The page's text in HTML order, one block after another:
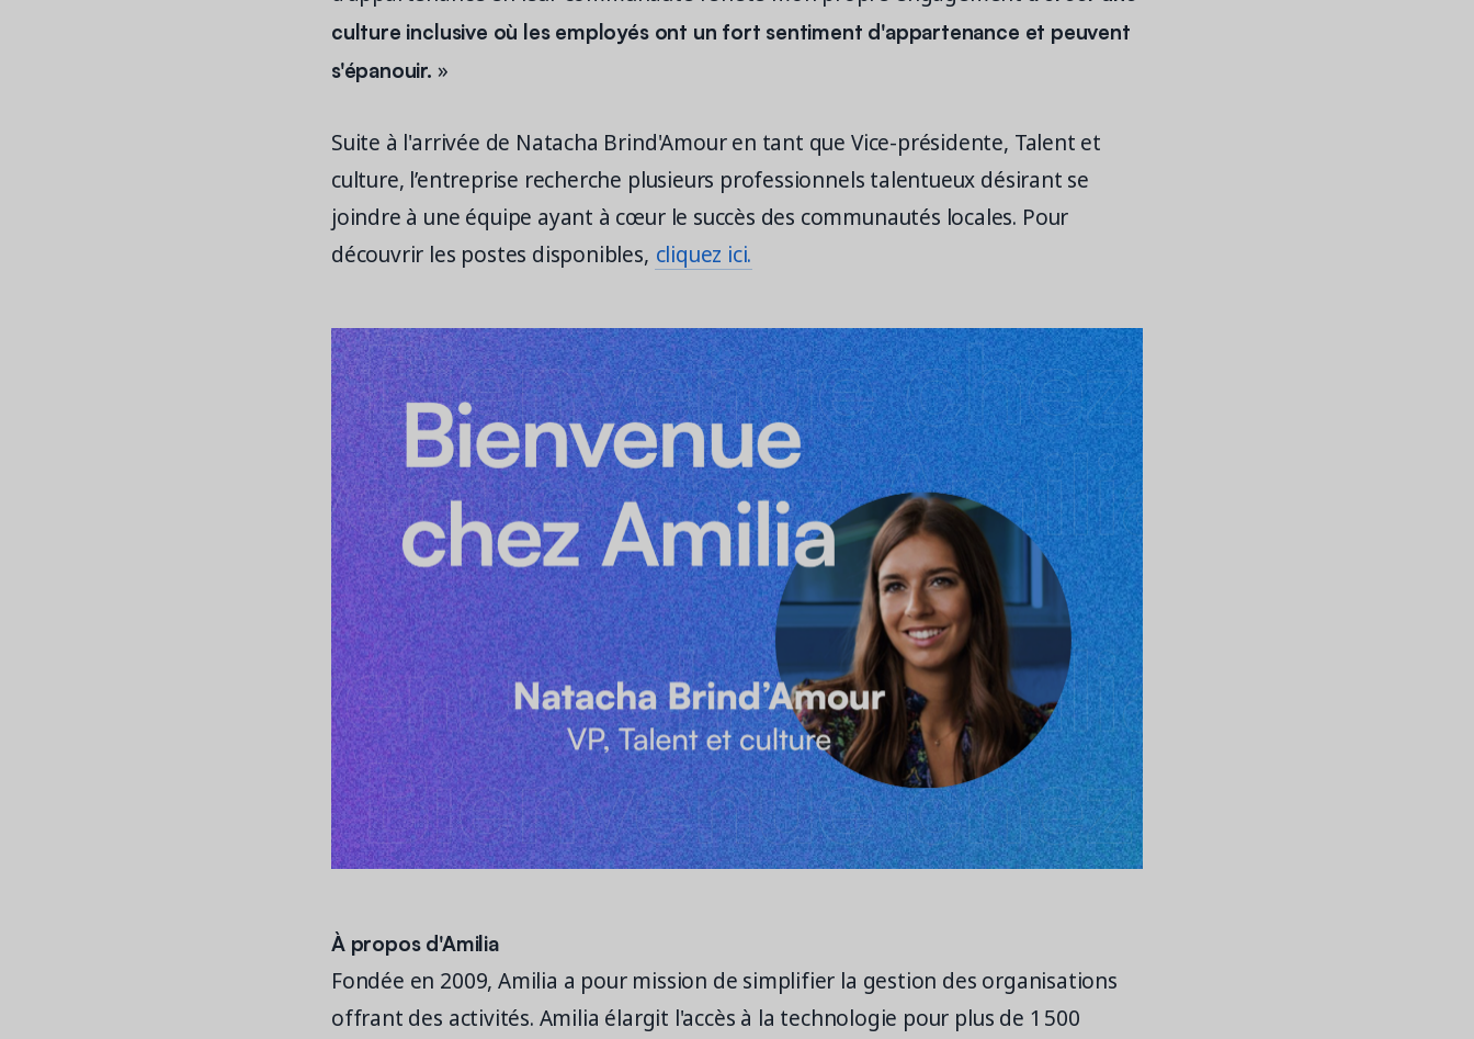
culture inclusive où les employés ont un fort sentiment d'appartenance et peuvent
s'épanouir. »
Suite à l'arrivée de Natacha Brind'Amour en tant que Vice-présidente, Talent et
culture, l’entreprise recherche plusieurs professionnels talentueux désirant se
joindre à une équipe ayant à cœur le succès des communautés locales. Pour
découvrir les postes disponibles, cliquez ici.
À propos d'Amilia
Fondée en 2009, Amilia a pour mission de simplifier la gestion des organisations
offrant des activités. Amilia élargit l'accès à la technologie pour plus de 1 500